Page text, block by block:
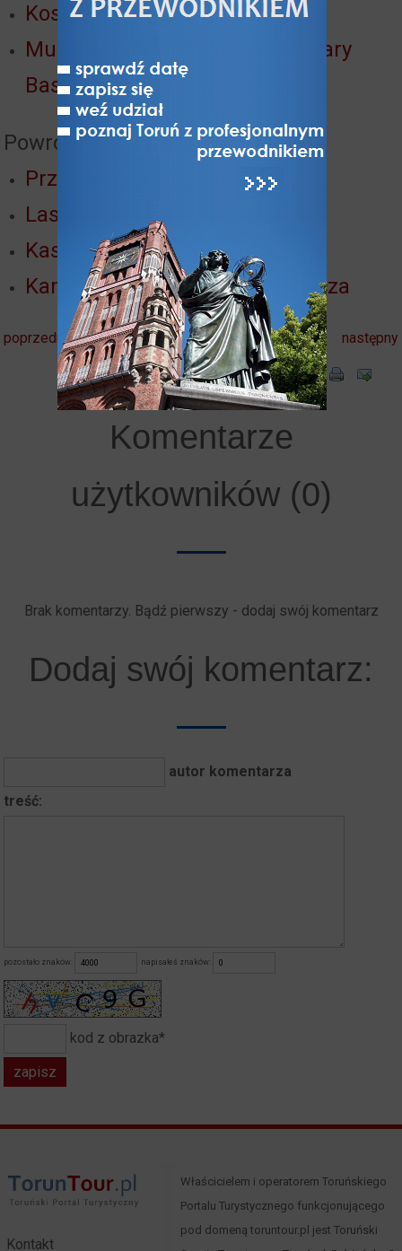
Koszary Racławickie
Muzeum Twierdzy Toruń (koszary
Bastionu Odcinkowego)
Powrót do:
Przedmieście Bydgoskie
Lasek Ułański
Kasyno wojskowe ułanów
Kamienice i domy ul. Mickiewicza
poprzedni następny
Komentarze
użytkowników (0)
Brak komentarzy. Bądź pierwszy - dodaj swój komentarz
Dodaj swój komentarz:
autor komentarza
treść:
pozostało znaków: napisałeś znaków:
kod z obrazka*
Kontakt
Właścicielem i operatorem Toruńskiego
Portalu Turystycznego funkcjonującego
pod domeną toruntour.pl jest Toruński